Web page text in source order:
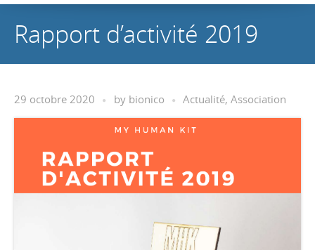
Rapport d’activité 2019
29 octobre 2020 by bionico Actualité,Association